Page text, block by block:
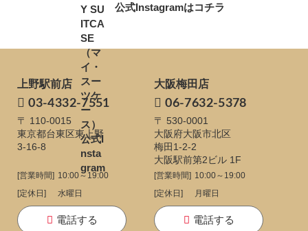
公式Instagramはコチラ
上野駅前店
03-4332-7551
〒 110-0015
東京都台東区東上野
3-16-8
[営業時間] 10:00～19:00
[定休日]
水曜日
電話する
大阪梅田店
06-7632-5378
〒 530-0001
大阪府大阪市北区
梅田1-2-2
大阪駅前第2ビル 1F
[営業時間] 10:00～19:00
[定休日]
月曜日
電話する